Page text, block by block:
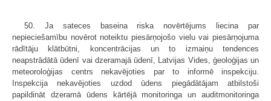
50. Ja sateces baseina riska novērtējums liecina par
nepieciešamību novērot noteiktu piesārņojošo vielu vai piesārņojuma
rādītāju klātbūtni, koncentrācijas un to izmaiņu tendences
neapstrādātā ūdenī vai dzeramajā ūdenī, Latvijas Vides, ģeoloģijas un
meteoroloģijas centrs nekavējoties par to informē inspekciju.
Inspekcija nekavējoties uzdod ūdens piegādātājam atbilstoši
papildināt dzeramā ūdens kārtējā monitoringa un auditmonitoringa